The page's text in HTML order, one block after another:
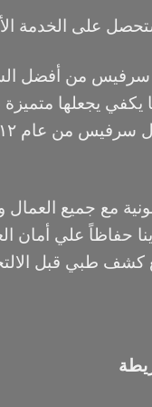
على الخدمة
سرفيس من أفضل
يكفي يجعلها
مع جميع العمال
حفاظاً علي أمان
كشف طبي قبل